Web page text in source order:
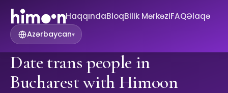
HaqqındaBloqBilik MərkəziFAQƏlaqə
Azərbaycan▾
Date trans people in
Bucharest with Himoon